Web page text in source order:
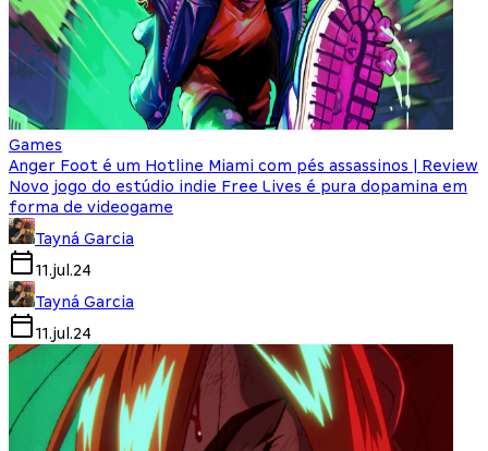
Games
Anger Foot é um Hotline Miami com pés assassinos | Review
Novo jogo do estúdio indie Free Lives é pura dopamina em
forma de videogame
Tayná Garcia
11.jul.24
Tayná Garcia
11.jul.24